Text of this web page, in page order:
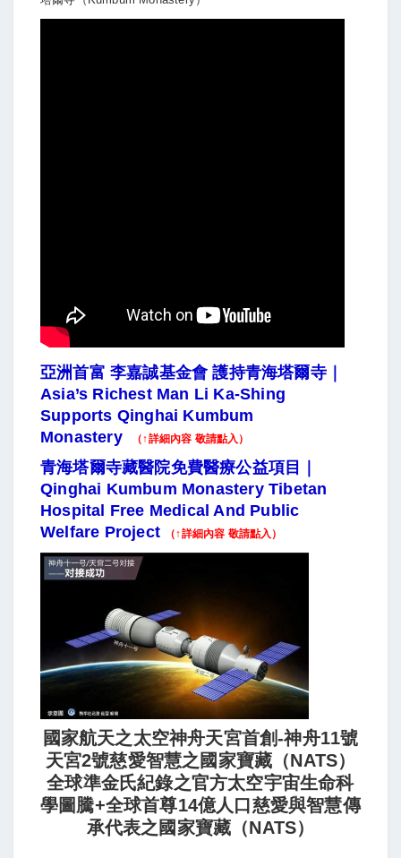
亞洲首富 李嘉誠基金會 護持青海塔爾寺｜
Asia’s Richest Man Li Ka-Shing
Supports Qinghai Kumbum
Monastery
（↑詳細內容 敬請點入）
青海塔爾寺藏醫院免費醫療公益項目｜
Qinghai Kumbum Monastery Tibetan
Hospital Free Medical And Public
Welfare Project
（↑詳細內容 敬請點入）
國家航天之太空神舟天宮首創-神舟11號
天宮2號慈愛智慧之國家寶藏（NATS）
全球準金氏紀錄之官方太空宇宙生命科
學圖騰+全球首尊14億人口慈愛與智慧傳
承代表之國家寶藏（NATS）